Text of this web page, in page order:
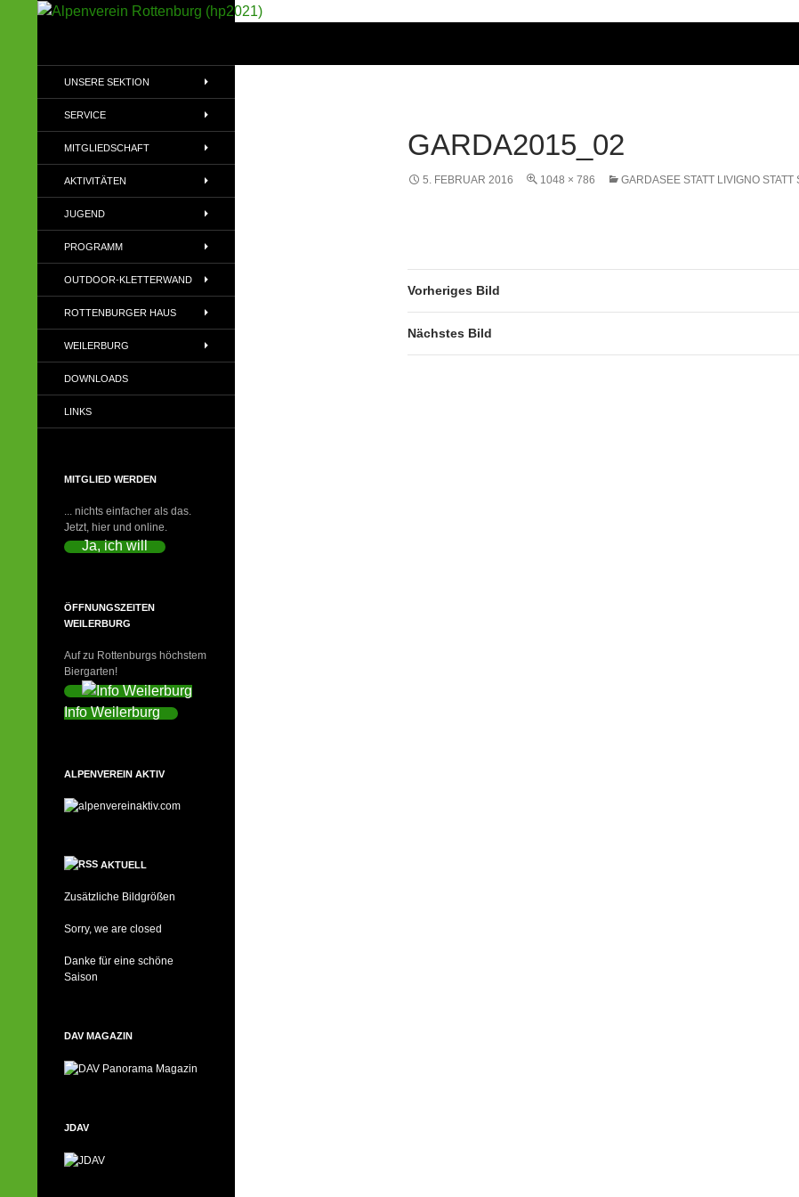
GARDA2015_02
5. FEBRUAR 2016 1048 × 786 GARDASEE STATT LIVIGNO STATT
Vorheriges Bild
Nächstes Bild
(DAV)
UNSERE SEKTION
SERVICE
MITGLIEDSCHAFT
AKTIVITÄTEN
JUGEND
PROGRAMM
OUTDOOR-KLETTERWAND
ROTTENBURGER HAUS
WEILERBURG
DOWNLOADS
LINKS
MITGLIED WERDEN
... nichts einfacher als das.
Jetzt, hier und online.
Ja, ich will
ÖFFNUNGSZEITEN
WEILERBURG
Auf zu Rottenburgs höchstem
Biergarten!
Info Weilerburg
ALPENVEREIN AKTIV
AKTUELL
Zusätzliche Bildgrößen
Sorry, we are closed
Danke für eine schöne
Saison
DAV MAGAZIN
JDAV